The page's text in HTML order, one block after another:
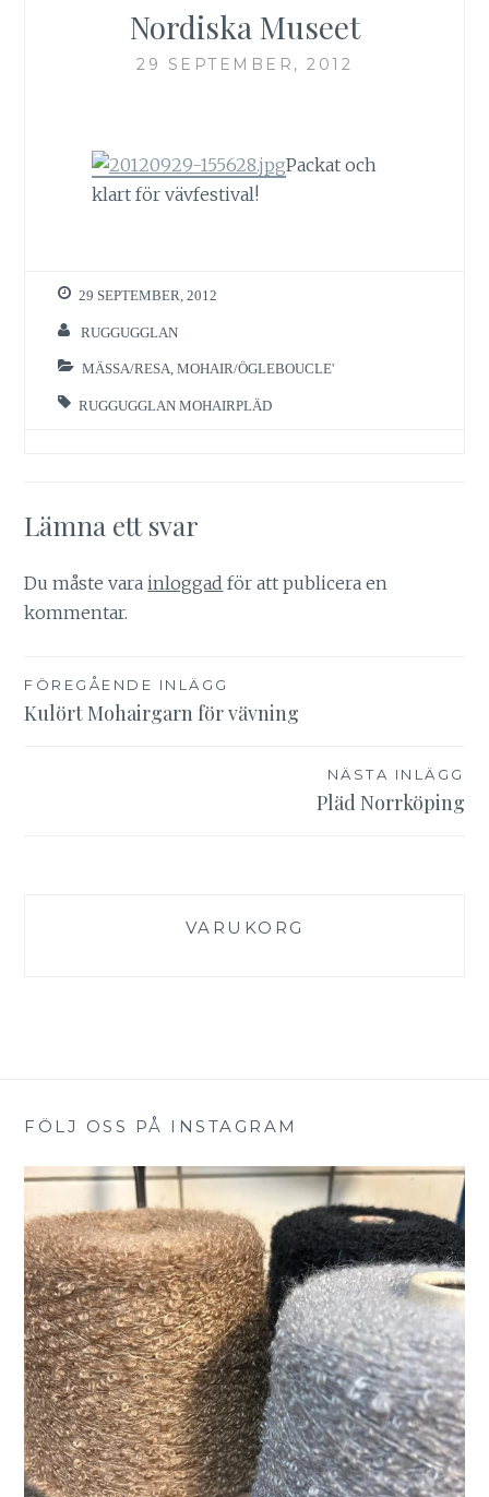
Nordiska Museet
29 SEPTEMBER, 2012
Packat och
klart för vävfestival!
29 SEPTEMBER, 2012
RUGGUGGLAN
MÄSSA/RESA ,MOHAIR/ÖGLEBOUCLE'
RUGGUGGLAN MOHAIRPLÄD
Lämna ett svar
Du måste varainloggad för att publicera en
kommentar.
Inläggsnavigering
FÖREGÅENDE INLÄGG
Kulört Mohairgarn för vävning
NÄSTA INLÄGG
Pläd Norrköping
VARUKORG
FÖLJ OSS PÅ INSTAGRAM